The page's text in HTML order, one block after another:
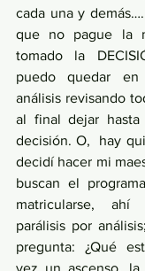
cada una y
que no pague la
tomado la
puedo quedar
análisis revisando
al final dejar
decisión. O,  hay
decidí hacer mi
buscan el
matricularse, ahí
parálisis por
pregunta: ¿Qué
vez un ascenso,